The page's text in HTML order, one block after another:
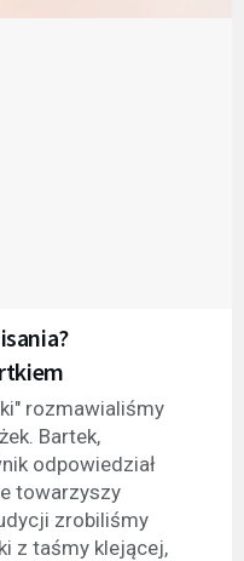
rozmawialiśmy
Bartek,
odpowiedział
towarzyszy
zrobiliśmy
z taśmy klejącej,